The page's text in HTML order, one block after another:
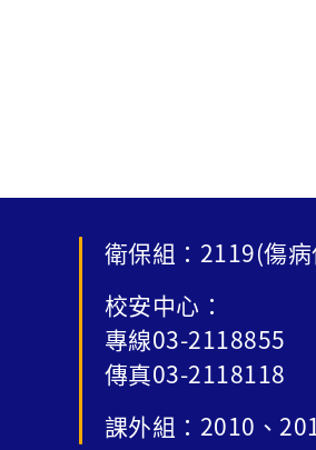
衛保組：2119(傷
校安中心：
專線03-2118855
傳真03-2118118
課外組：2010、